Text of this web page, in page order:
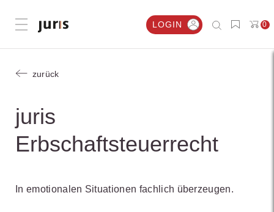
Menü öffnen LOGIN 0
zurück
juris
Erbschaftsteuerrecht
In emotionalen Situationen fachlich überzeugen.